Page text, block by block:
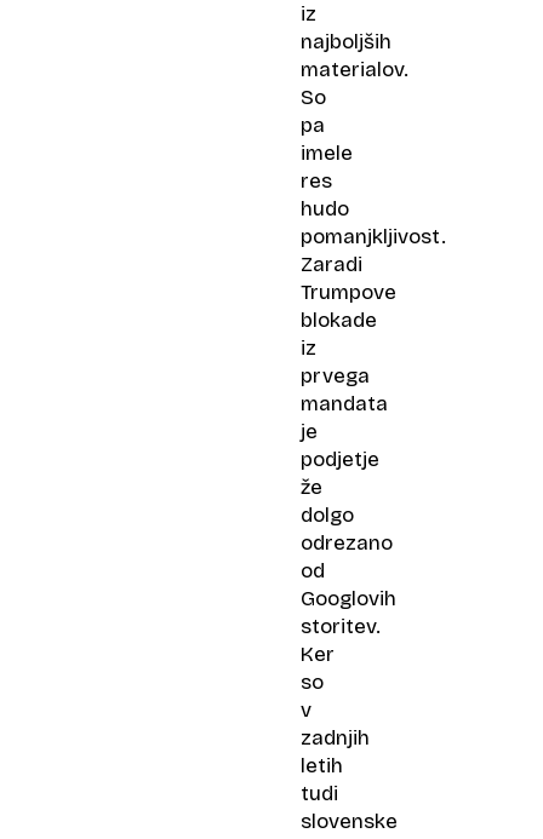
iz
najboljših
materialov.
So
pa
imele
res
hudo
pomanjkljivost.
Zaradi
Trumpove
blokade
iz
prvega
mandata
je
podjetje
že
dolgo
odrezano
od
Googlovih
storitev.
Ker
so
v
zadnjih
letih
tudi
slovenske